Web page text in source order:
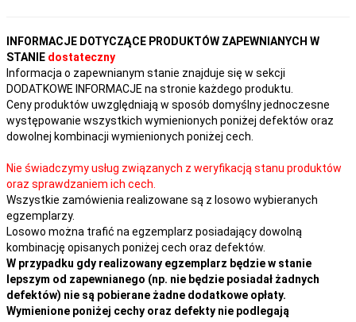
INFORMACJE DOTYCZĄCE PRODUKTÓW ZAPEWNIANYCH W
STANIE dostateczny
Informacja o zapewnianym stanie znajduje się w sekcji
DODATKOWE INFORMACJE na stronie każdego produktu.
Ceny produktów uwzględniają w sposób domyślny jednoczesne
występowanie wszystkich wymienionych poniżej defektów oraz
dowolnej kombinacji wymienionych poniżej cech.
Nie świadczymy usług związanych z weryfikacją stanu produktów
oraz sprawdzaniem ich cech.
Wszystkie zamówienia realizowane są z losowo wybieranych
egzemplarzy.
Losowo można trafić na egzemplarz posiadający dowolną
kombinację opisanych poniżej cech oraz defektów.
W przypadku gdy realizowany egzemplarz będzie w stanie
lepszym od zapewnianego (np. nie będzie posiadał żadnych
defektów) nie są pobierane żadne dodatkowe opłaty.
Wymienione poniżej cechy oraz defekty nie podlegają